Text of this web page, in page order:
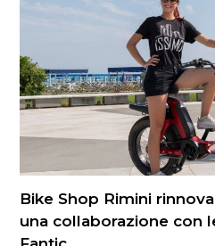
Bike Shop Rimini
una collaborazione con